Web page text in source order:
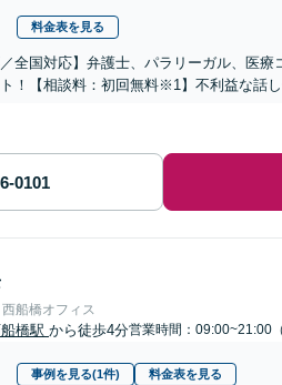
料金表を見る
／全国対応】弁護士、パラリーガル、医
！【相談料：初回無料※1】不利益な話
船橋オフィス
橋駅 から徒歩4分営業時間：09:00~21:00（
事例を見る(1件) 料金表を見る